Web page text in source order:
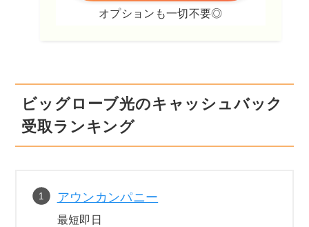
オプションも一切不要◎
ビッグローブ光のキャッシュバック
受取ランキング
アウンカンパニー
最短即日